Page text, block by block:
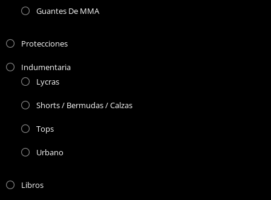
Guantes De MMA
Protecciones
Indumentaria
Lycras
Shorts / Bermudas / Calzas
Tops
Urbano
Libros